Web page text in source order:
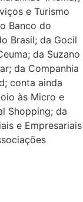
e Turismo
Banco do
Brasil; da Gocil
da Suzano
da Companhia
conta ainda
às Micro e
Shopping; da
e Empresariais